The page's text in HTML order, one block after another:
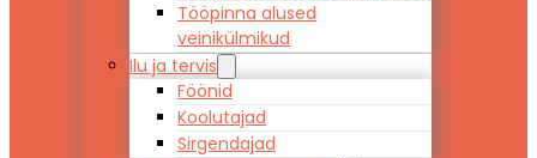
Tööpinna alused
veinikülmikud
Ilu ja tervis
Föönid
Koolutajad
Sirgendajad